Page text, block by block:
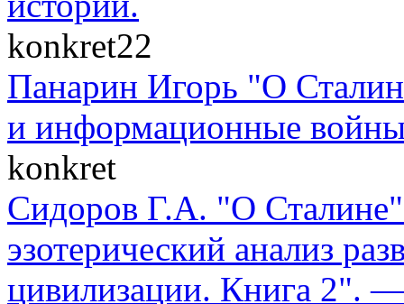
konkret22
Панарин Игорь "О
и информационные
konkret
Сидоров Г.А. "О
эзотерический анализ
цивилизации. Книга 2".